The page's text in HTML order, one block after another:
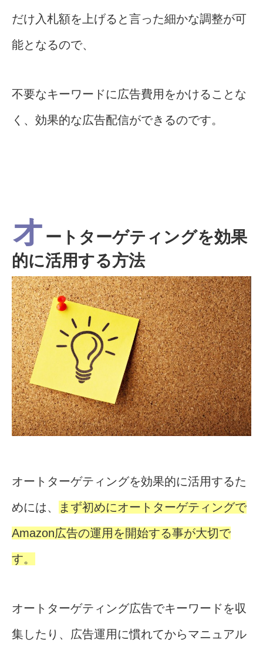
だけ入札額を上げると言った細かな調整が可
能となるので、
不要なキーワードに広告費用をかけることな
く、効果的な広告配信ができるのです。
オ ートターゲティングを効果
的に活用する方法
オートターゲティングを効果的に活用するた
めには、
まず初めにオートターゲティングで
Amazon広告の運用を開始する事が大切で
す。
オートターゲティング広告でキーワードを収
集したり、広告運用に慣れてからマニュアル